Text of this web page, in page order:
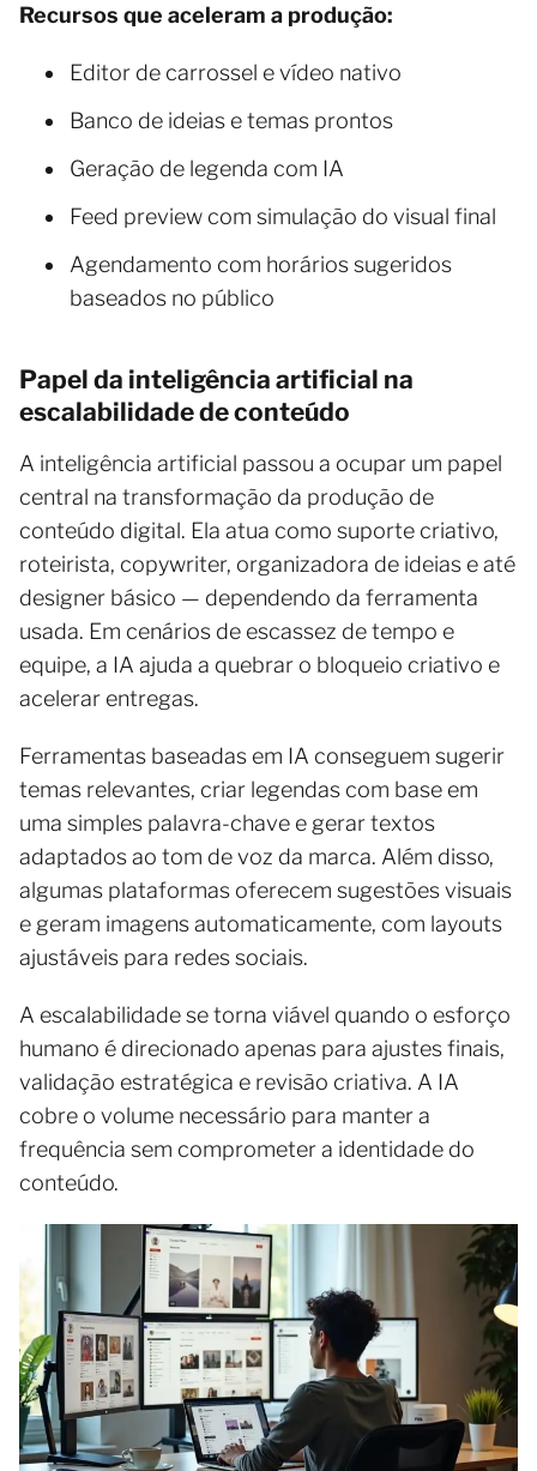
Recursos que aceleram a produção:
Editor de carrossel e vídeo nativo
Banco de ideias e temas prontos
Geração de legenda com IA
Feed preview com simulação do visual final
Agendamento com horários sugeridos
baseados no público
Papel da inteligência artificial na
escalabilidade de conteúdo
A inteligência artificial passou a ocupar um papel
central na transformação da produção de
conteúdo digital. Ela atua como suporte criativo,
roteirista, copywriter, organizadora de ideias e até
designer básico — dependendo da ferramenta
usada. Em cenários de escassez de tempo e
equipe, a IA ajuda a quebrar o bloqueio criativo e
acelerar entregas.
Ferramentas baseadas em IA conseguem sugerir
temas relevantes, criar legendas com base em
uma simples palavra-chave e gerar textos
adaptados ao tom de voz da marca. Além disso,
algumas plataformas oferecem sugestões visuais
e geram imagens automaticamente, com layouts
ajustáveis para redes sociais.
A escalabilidade se torna viável quando o esforço
humano é direcionado apenas para ajustes finais,
validação estratégica e revisão criativa. A IA
cobre o volume necessário para manter a
frequência sem comprometer a identidade do
conteúdo.